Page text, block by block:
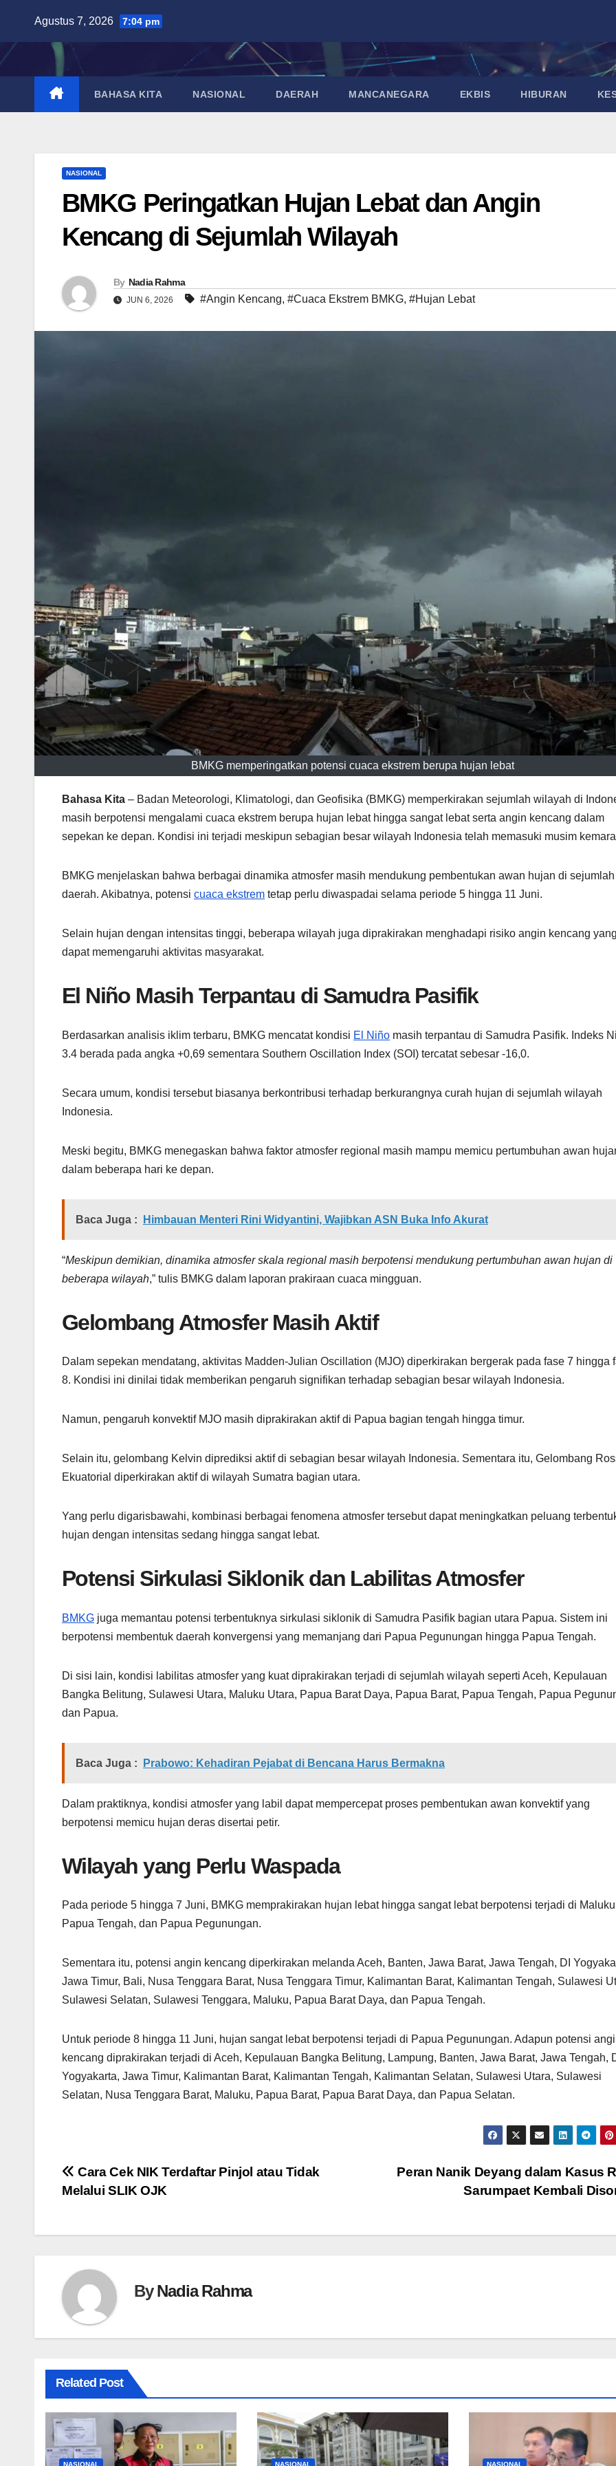
content
Agustus 7, 2026 7:04 pm
BAHASA KITA NASIONAL DAERAH MANCANEGARA EKBIS HIBURAN
NASIONAL
BMKG Peringatkan Hujan Lebat dan Angin
Kencang di Sejumlah Wilayah
By Nadia Rahma
JUN 6, 2026 #Angin Kencang, #Cuaca Ekstrem BMKG, #Hujan Lebat
BMKG memperingatkan potensi cuaca ekstrem berupa hujan lebat
Bahasa Kita – Badan Meteorologi, Klimatologi, dan Geofisika (BMKG) memperkirakan sejumlah wilayah di
masih berpotensi mengalami cuaca ekstrem berupa hujan lebat hingga sangat lebat serta angin kencang dalam
sepekan ke depan. Kondisi ini terjadi meskipun sebagian besar wilayah Indonesia telah memasuki musim
BMKG menjelaskan bahwa berbagai dinamika atmosfer masih mendukung pembentukan awan hujan di sejumlah
daerah. Akibatnya, potensi cuaca ekstrem tetap perlu diwaspadai selama periode 5 hingga 11 Juni.
Selain hujan dengan intensitas tinggi, beberapa wilayah juga diprakirakan menghadapi risiko angin kencang yang
dapat memengaruhi aktivitas masyarakat.
El Niño Masih Terpantau di Samudra Pasifik
Berdasarkan analisis iklim terbaru, BMKG mencatat kondisi El Niño masih terpantau di Samudra Pasifik. Indeks
3.4 berada pada angka +0,69 sementara Southern Oscillation Index (SOI) tercatat sebesar -16,0.
Secara umum, kondisi tersebut biasanya berkontribusi terhadap berkurangnya curah hujan di sejumlah wilayah
Indonesia.
Meski begitu, BMKG menegaskan bahwa faktor atmosfer regional masih mampu memicu pertumbuhan awan
dalam beberapa hari ke depan.
Baca Juga : Himbauan Menteri Rini Widyantini, Wajibkan ASN Buka Info Akurat
“Meskipun demikian, dinamika atmosfer skala regional masih berpotensi mendukung pertumbuhan awan hujan di
beberapa wilayah,” tulis BMKG dalam laporan prakiraan cuaca mingguan.
Gelombang Atmosfer Masih Aktif
Dalam sepekan mendatang, aktivitas Madden-Julian Oscillation (MJO) diperkirakan bergerak pada fase 7 hingga
8. Kondisi ini dinilai tidak memberikan pengaruh signifikan terhadap sebagian besar wilayah Indonesia.
Namun, pengaruh konvektif MJO masih diprakirakan aktif di Papua bagian tengah hingga timur.
Selain itu, gelombang Kelvin diprediksi aktif di sebagian besar wilayah Indonesia. Sementara itu, Gelombang
Ekuatorial diperkirakan aktif di wilayah Sumatra bagian utara.
Yang perlu digarisbawahi, kombinasi berbagai fenomena atmosfer tersebut dapat meningkatkan peluang
hujan dengan intensitas sedang hingga sangat lebat.
Potensi Sirkulasi Siklonik dan Labilitas Atmosfer
BMKG juga memantau potensi terbentuknya sirkulasi siklonik di Samudra Pasifik bagian utara Papua. Sistem ini
berpotensi membentuk daerah konvergensi yang memanjang dari Papua Pegunungan hingga Papua Tengah.
Di sisi lain, kondisi labilitas atmosfer yang kuat diprakirakan terjadi di sejumlah wilayah seperti Aceh, Kepulauan
Bangka Belitung, Sulawesi Utara, Maluku Utara, Papua Barat Daya, Papua Barat, Papua Tengah, Papua
dan Papua.
Baca Juga : Prabowo: Kehadiran Pejabat di Bencana Harus Bermakna
Dalam praktiknya, kondisi atmosfer yang labil dapat mempercepat proses pembentukan awan konvektif yang
berpotensi memicu hujan deras disertai petir.
Wilayah yang Perlu Waspada
Pada periode 5 hingga 7 Juni, BMKG memprakirakan hujan lebat hingga sangat lebat berpotensi terjadi di
Papua Tengah, dan Papua Pegunungan.
Sementara itu, potensi angin kencang diperkirakan melanda Aceh, Banten, Jawa Barat, Jawa Tengah, DI
Jawa Timur, Bali, Nusa Tenggara Barat, Nusa Tenggara Timur, Kalimantan Barat, Kalimantan Tengah, Sulawesi
Sulawesi Selatan, Sulawesi Tenggara, Maluku, Papua Barat Daya, dan Papua Tengah.
Untuk periode 8 hingga 11 Juni, hujan sangat lebat berpotensi terjadi di Papua Pegunungan. Adapun potensi
kencang diprakirakan terjadi di Aceh, Kepulauan Bangka Belitung, Lampung, Banten, Jawa Barat, Jawa Tengah,
Yogyakarta, Jawa Timur, Kalimantan Barat, Kalimantan Tengah, Kalimantan Selatan, Sulawesi Utara, Sulawesi
Selatan, Nusa Tenggara Barat, Maluku, Papua Barat, Papua Barat Daya, dan Papua Selatan.
Navigasi
Peran Nanik Deyang dalam Kasus
Sarumpaet Kembali
Cara Cek NIK Terdaftar Pinjol atau Tidak
Melalui SLIK OJK
ByNadia Rahma
Related Post
NASIONAL NASIONAL NASIONAL